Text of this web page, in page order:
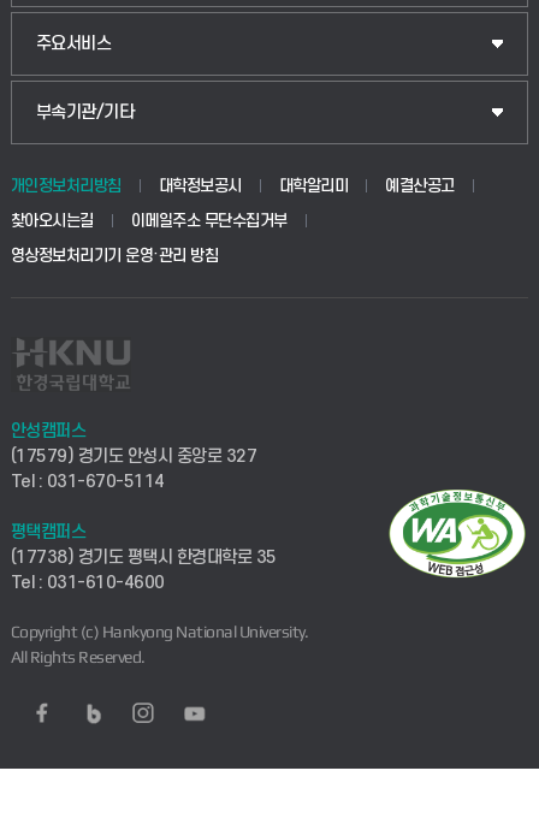
주요서비스
부속기관/기타
개인정보처리방침 대학정보공시 대학알리미
예결산공고
찾아오시는길
이메일주소 무단수집거부
영상정보처리기기 운영·관리 방침
안성캠퍼스
(17579) 경기도 안성시 중앙로 327
Tel : 031-670-5114
평택캠퍼스
(17738) 경기도 평택시 한경대학로 35
Tel : 031-610-4600
Copyright (c) Hankyong National University.
All Rights Reserved.